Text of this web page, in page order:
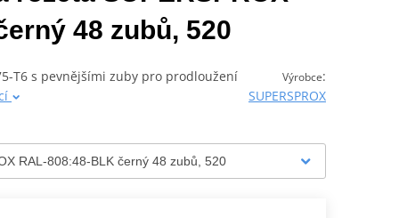
48 zubů, 520
Výrobce:
SUPERSPROX
T6 s pevnějšími zuby pro prodloužení